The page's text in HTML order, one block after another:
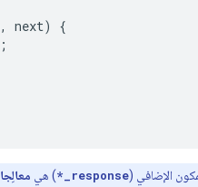
, next)
{
الإضافي (*_response) هي